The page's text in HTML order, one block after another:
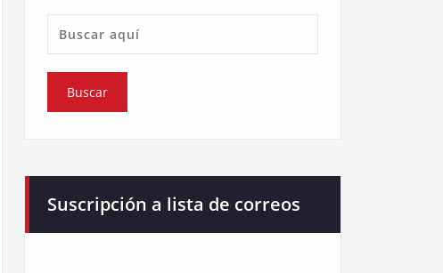
Suscripción a lista de correos